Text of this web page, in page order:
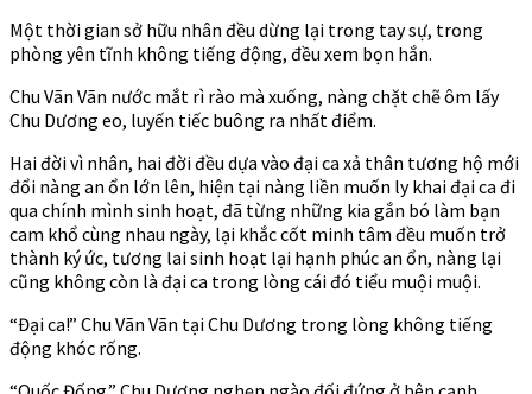
Một thời gian sở hữu nhân đều dừng lại trong tay sự, trong
phòng yên tĩnh không tiếng động, đều xem bọn hắn.
Chu Vãn Vãn nước mắt rì rào mà xuống, nàng chặt chẽ ôm lấy
Chu Dương eo, luyến tiếc buông ra nhất điểm.
Hai đời vì nhân, hai đời đều dựa vào đại ca xả thân tương hộ mới
đổi nàng an ổn lớn lên, hiện tại nàng liền muốn ly khai đại ca đi
qua chính mình sinh hoạt, đã từng những kia gắn bó làm bạn
cam khổ cùng nhau ngày, lại khắc cốt minh tâm đều muốn trở
thành ký ức, tương lai sinh hoạt lại hạnh phúc an ổn, nàng lại
cũng không còn là đại ca trong lòng cái đó tiểu muội muội.
“Đại ca!” Chu Vãn Vãn tại Chu Dương trong lòng không tiếng
động khóc rống.